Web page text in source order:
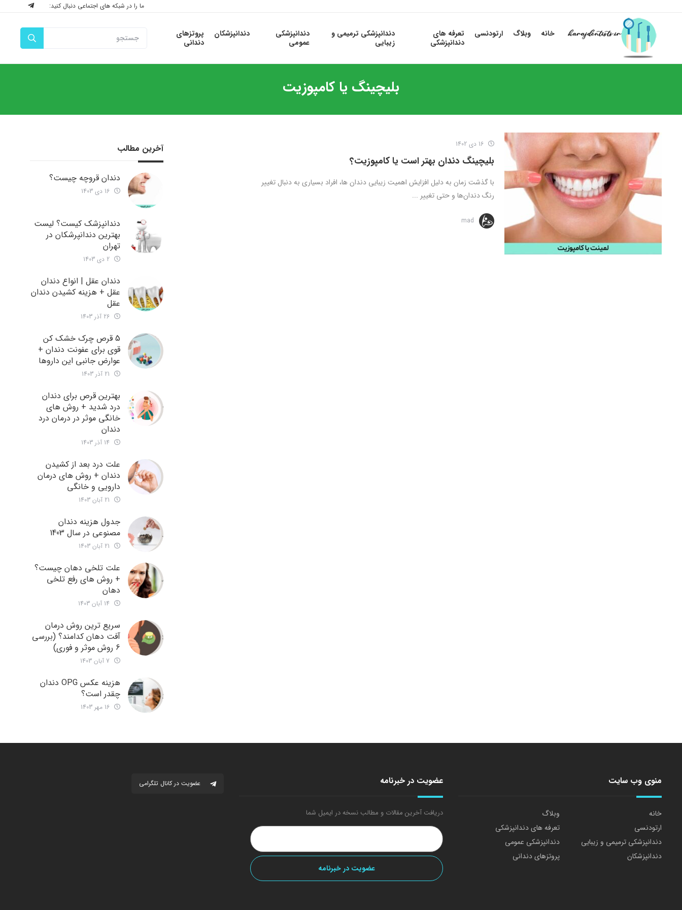
ما را در شبکه های اجتماعی دنبال کنید:
خانه وبلاگ ارتودنسی
تعرفه های
دندانپزشکی
دندانپزشکی ترمیمی و
زیبایی
دندانپزشکی
عمومی
دندانپزشکان
پروتزهای
دندانی
بلیچینگ یا کامپوزیت
بلیچینگ دندان بهتر است یا کامپوزیت؟
با گذشت زمان به دلیل افزایش اهمیت زیبایی دندان ها، افراد بسیاری به دنبال تغییر
رنگ دندان‌ها و حتی تغییر ...
mad
آخرین مطالب
دندان قروچه چیست؟
دندانپزشک کیست؟ لیست
بهترین دندانپرشکان در
تهران
دندان عقل | انواع دندان
عقل + هزینه کشیدن دندان
عقل
5 قرص چرک خشک کن
قوی برای عفونت دندان +
عوارض جانبی این داروها
بهترین قرص برای دندان
درد شدید + روش های
خانگی موثر در درمان درد
دندان
علت درد بعد از کشیدن
دندان + روش های درمان
دارویی و خانگی
جدول هزینه دندان
مصنوعی در سال 1403
علت تلخی دهان چیست؟
+ روش های رفع تلخی
دهان
سریع ترین روش درمان
آفت دهان کدامند؟ (بررسی
6 روش موثر و فوری)
هزینه عکس OPG دندان
چقدر است؟
منوی وب سایت
خانه
وبلاگ
ارتودنسی
تعرفه های دندانپزشکی
دندانپزشکی ترمیمی و زیبایی
دندانپزشکی عمومی
دندانپزشکان
پروتزهای دندانی
عضویت در خبرنامه
دریافت آخرین مقالات و مطالب نسخه در ایمیل شما
عضویت در کانال تلگرامی